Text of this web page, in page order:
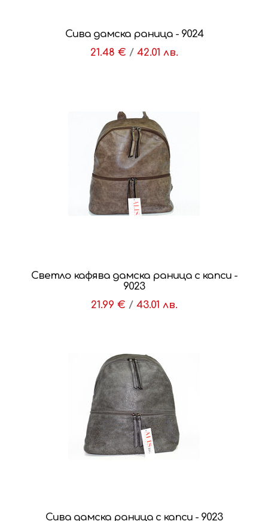
Сива дамска раница - 9024
21.48 € / 42.01 лв.
Светло кафява дамска раница с капси -
9023
21.99 € / 43.01 лв.
Сива дамска раница с капси - 9023